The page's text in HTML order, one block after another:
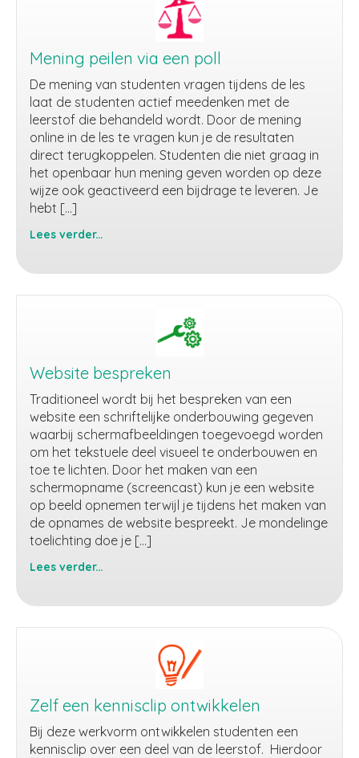
Mening peilen via een poll
De mening van studenten vragen tijdens de les
laat de studenten actief meedenken met de
leerstof die behandeld wordt. Door de mening
online in de les te vragen kun je de resultaten
direct terugkoppelen. Studenten die niet graag in
het openbaar hun mening geven worden op deze
wijze ook geactiveerd een bijdrage te leveren. Je
hebt […]
Lees verder...
Website bespreken
Traditioneel wordt bij het bespreken van een
website een schriftelijke onderbouwing gegeven
waarbij schermafbeeldingen toegevoegd worden
om het tekstuele deel visueel te onderbouwen en
toe te lichten. Door het maken van een
schermopname (screencast) kun je een website
op beeld opnemen terwijl je tijdens het maken van
de opnames de website bespreekt. Je mondelinge
toelichting doe je […]
Lees verder...
Zelf een kennisclip ontwikkelen
Bij deze werkvorm ontwikkelen studenten een
kennisclip over een deel van de leerstof. Hierdoor